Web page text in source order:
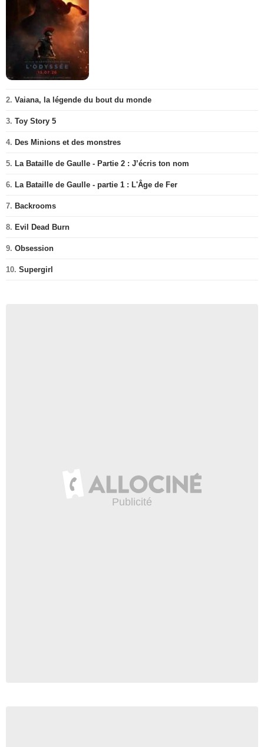
2. Vaiana, la légende du bout du monde
3. Toy Story 5
4. Des Minions et des monstres
5. La Bataille de Gaulle - Partie 2 : J’écris ton nom
6. La Bataille de Gaulle - partie 1 : L'Âge de Fer
7. Backrooms
8. Evil Dead Burn
9. Obsession
10. Supergirl